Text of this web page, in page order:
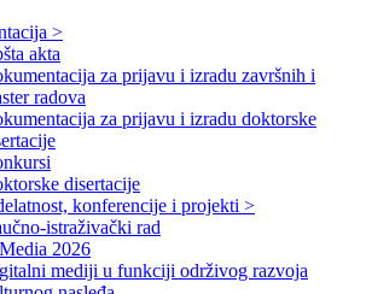
>
akta
za prijavu i izradu završnih i
radova
za prijavu i izradu doktorske
disertacije
konferencije i projekti >
istraživački rad
2026
mediji u funkciji održivog razvoja